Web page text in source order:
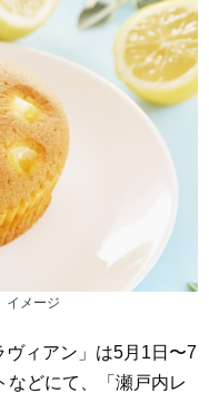
イメージ
ィアン」は5月1日〜7
などにて、「瀬戸内レ